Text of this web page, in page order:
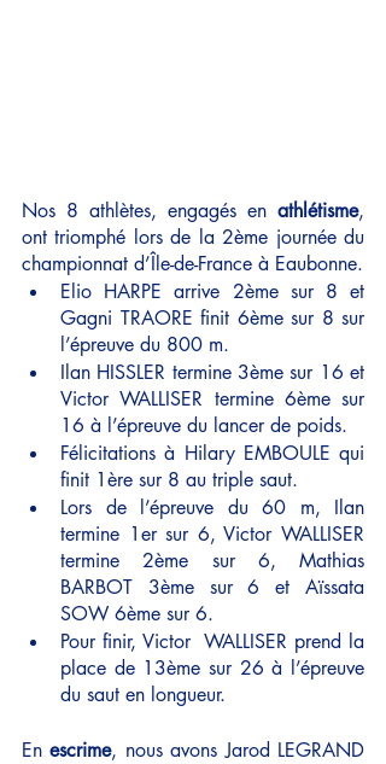
Nos 8 athlètes, engagés en athlétisme,
ont triomphé lors de la 2ème journée du
Elio HARPE arrive 2ème sur 8 et
Gagni TRAORE finit 6ème sur 8 sur
l’épreuve du 800 m.
Ilan HISSLER termine 3ème sur 16 et
Victor WALLISER termine 6ème sur
16 à l’épreuve du lancer de poids.
Félicitations à Hilary EMBOULE qui
finit 1ère sur 8 au triple saut.
Lors de l’épreuve du 60 m, Ilan
termine 1er sur 6, Victor WALLISER
termine 2ème sur 6, Mathias
BARBOT 3ème sur 6 et Aïssata
SOW 6ème sur 6.
Pour finir, Victor  WALLISER prend la
place de 13ème sur 26 à l’épreuve
du saut en longueur.
En escrime, nous avons Jarod LEGRAND